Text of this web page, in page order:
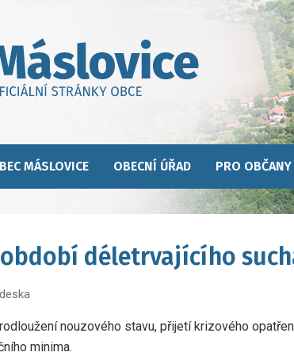
MÁSLOVICE OBECNÍ ÚŘAD PRO OBČANY
déletrvajícího
nouzového stavu, přijetí krizového
minima.